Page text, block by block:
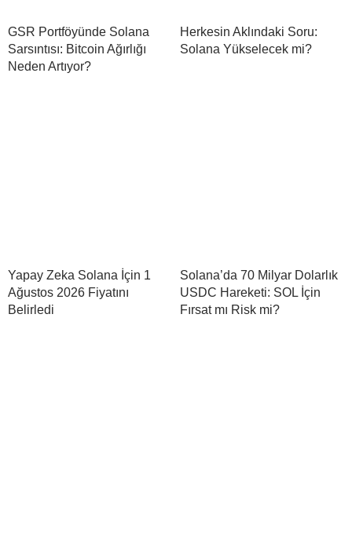
GSR Portföyünde Solana
Sarsıntısı: Bitcoin Ağırlığı
Neden Artıyor?
Herkesin Aklındaki Soru:
Solana Yükselecek mi?
Yapay Zeka Solana İçin 1
Ağustos 2026 Fiyatını
Belirledi
Solana’da 70 Milyar Dolarlık
USDC Hareketi: SOL İçin
Fırsat mı Risk mi?